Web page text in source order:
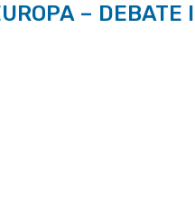
– DEBATE